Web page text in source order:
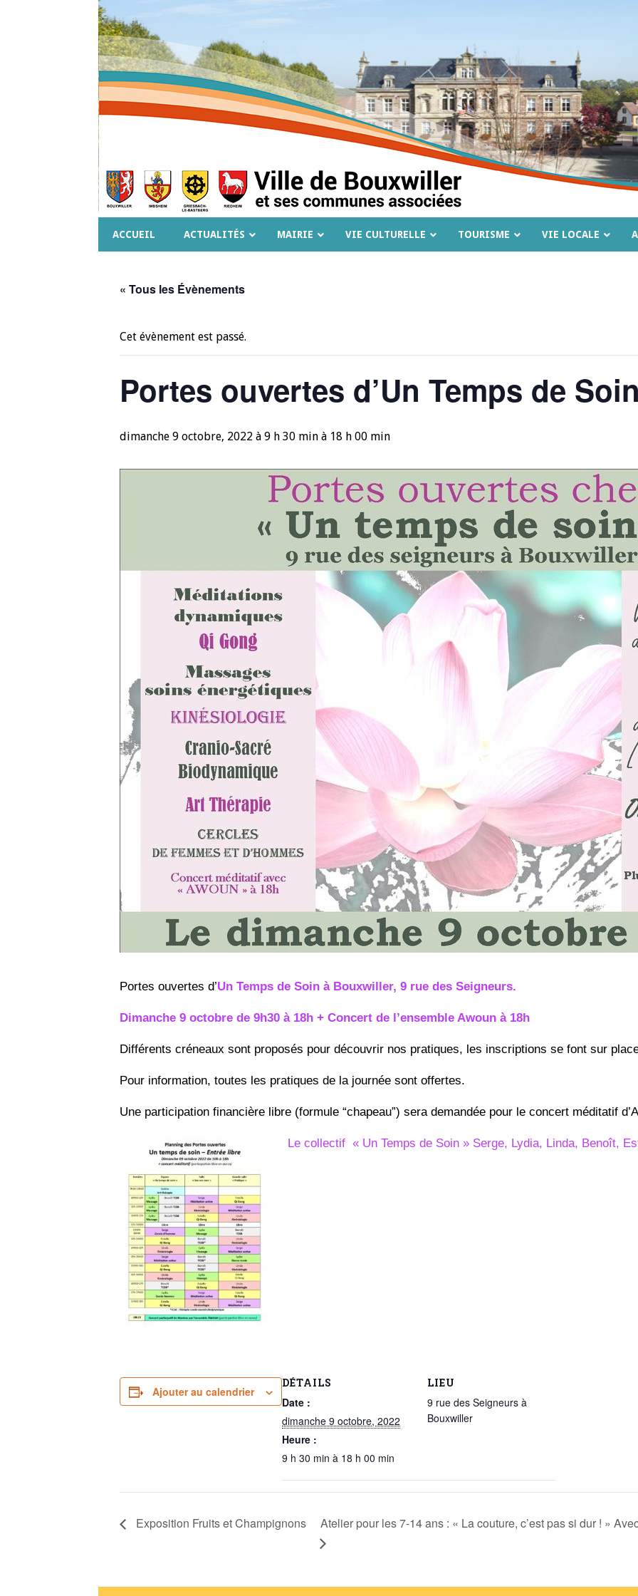
ACCUEIL ACTUALITÉS MAIRIE VIE CULTURELLE TOURISME VIE LOCALE
« Tous les Évènements
Cet évènement est passé.
Portes ouvertes d’Un Temps de
dimanche 9 octobre, 2022 à 9 h 30 min à 18 h 00 min
Portes ouvertes d’Un Temps de Soin à Bouxwiller, 9 rue des Seigneurs.
Dimanche 9 octobre de 9h30 à 18h + Concert de l’ensemble Awoun à 18h
Différents créneaux sont proposés pour découvrir nos pratiques, les inscriptions se font sur
Pour information, toutes les pratiques de la journée sont offertes.
Une participation financière libre (formule “chapeau”) sera demandée pour le concert méditatif
Le collectif « Un Temps de Soin » Serge, Lydia, Linda, Benoît,
Ajouter au calendrier
DÉTAILS
Date :
dimanche 9 octobre, 2022
Heure :
9 h 30 min à 18 h 00 min
LIEU
9 rue des Seigneurs à
Bouxwiller
Exposition Fruits et Champignons Atelier pour les 7-14 ans : « La couture, c’est pas si dur ! »